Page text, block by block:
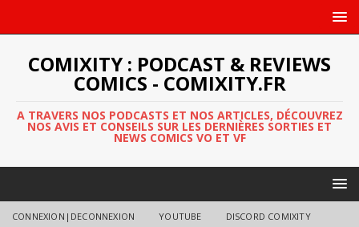
COMIXITY : PODCAST & REVIEWS
COMICS - COMIXITY.FR
A TRAVERS NOS PODCASTS ET NOS ARTICLES, DÉCOUVREZ
NOS AVIS ET CONSEILS SUR LES DERNIÈRES SORTIES ET
NEWS COMICS VO ET VF
CONNEXION|DECONNEXION YOUTUBE DISCORD COMIXITY